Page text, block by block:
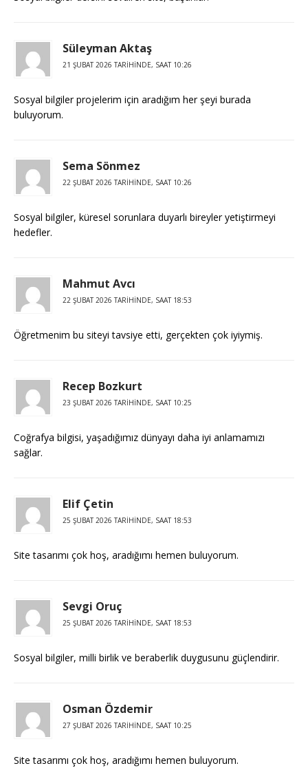
Süleyman Aktaş
21 ŞUBAT 2026 TARIHINDE, SAAT 10:26
Sosyal bilgiler projelerim için aradığım her şeyi burada
buluyorum.
Sema Sönmez
22 ŞUBAT 2026 TARIHINDE, SAAT 10:26
Sosyal bilgiler, küresel sorunlara duyarlı bireyler yetiştirmeyi
hedefler.
Mahmut Avcı
22 ŞUBAT 2026 TARIHINDE, SAAT 18:53
Öğretmenim bu siteyi tavsiye etti, gerçekten çok iyiymiş.
Recep Bozkurt
23 ŞUBAT 2026 TARIHINDE, SAAT 10:25
Coğrafya bilgisi, yaşadığımız dünyayı daha iyi anlamamızı
sağlar.
Elif Çetin
25 ŞUBAT 2026 TARIHINDE, SAAT 18:53
Site tasarımı çok hoş, aradığımı hemen buluyorum.
Sevgi Oruç
25 ŞUBAT 2026 TARIHINDE, SAAT 18:53
Sosyal bilgiler, milli birlik ve beraberlik duygusunu güçlendirir.
Osman Özdemir
27 ŞUBAT 2026 TARIHINDE, SAAT 10:25
Site tasarımı çok hoş, aradığımı hemen buluyorum.